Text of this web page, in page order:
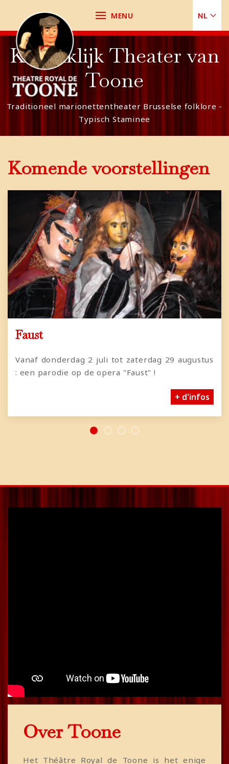
MENU NL
Koninklijk Theater van
Toone
Traditioneel marionettentheater Brusselse folklore -
Typisch Staminee
Komende voorstellingen
Faust
Vanaf donderdag 2 juli tot zaterdag 29 augustus
: een parodie op de opera "Faust" !
+ d'infos
Over Toone
Het Théâtre Royal de Toone is het enige